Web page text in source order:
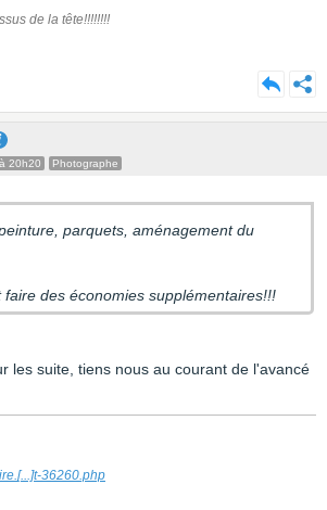
de la tête!!!!!!!!
20h20 Photographe
parquets, aménagement du
des économies supplémentaires!!!
les suite, tiens nous au courant de l'avancé
[...]t-36260.php